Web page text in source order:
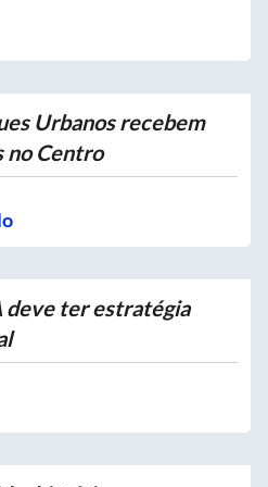
Urbanos recebem
no Centro
ter estratégia